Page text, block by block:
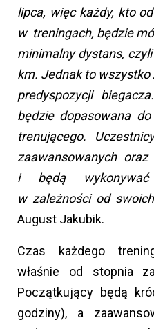
lipca, więc każdy, kto
w treningach, będzie
minimalny dystans,
km. Jednak to
predyspozycji
będzie dopasowana
trenującego.
zaawansowanych
i będą wykonywać
w zależności od
August Jakubik.
Czas każdego
właśnie od stopnia
Początkujący będą
godziny), a